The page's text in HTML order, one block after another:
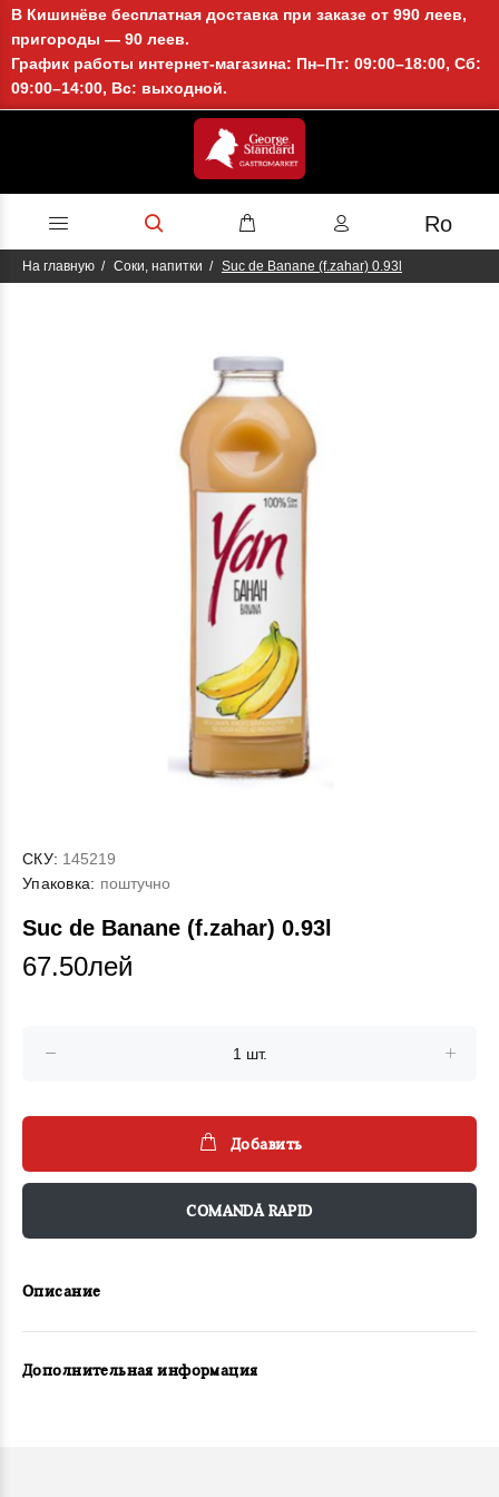
В Кишинёве бесплатная доставка при заказе от 990 леев,
пригороды — 90 леев.
График работы интернет-магазина: Пн–Пт: 09:00–18:00, Сб:
09:00–14:00, Вс: выходной.
Ro
На главную Соки, напитки Suc de Banane (f.zahar) 0.93l
СКУ: 145219
Упаковка: поштучно
Suc de Banane (f.zahar) 0.93l
67.50лей
Добавить
COMANDĂ RAPID
Описание
Дополнительная информация